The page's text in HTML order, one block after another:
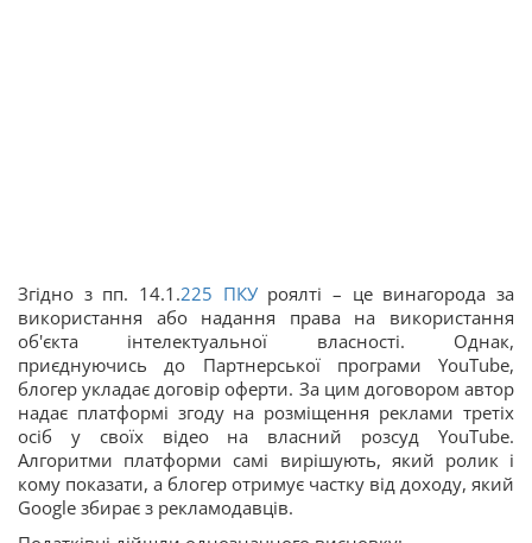
Згідно з пп. 14.1.225 ПКУроялті – це винагорода за
використання або надання права на використання
об'єкта інтелектуальної власності. Однак,
приєднуючись до Партнерської програми YouTube,
блогер укладає договір оферти. За цим договором автор
надає платформі згоду на розміщення реклами третіх
осіб у своїх відео на власний розсуд YouTube.
Алгоритми платформи самі вирішують, який ролик і
кому показати, а блогер отримує частку від доходу, який
Google збирає з рекламодавців.